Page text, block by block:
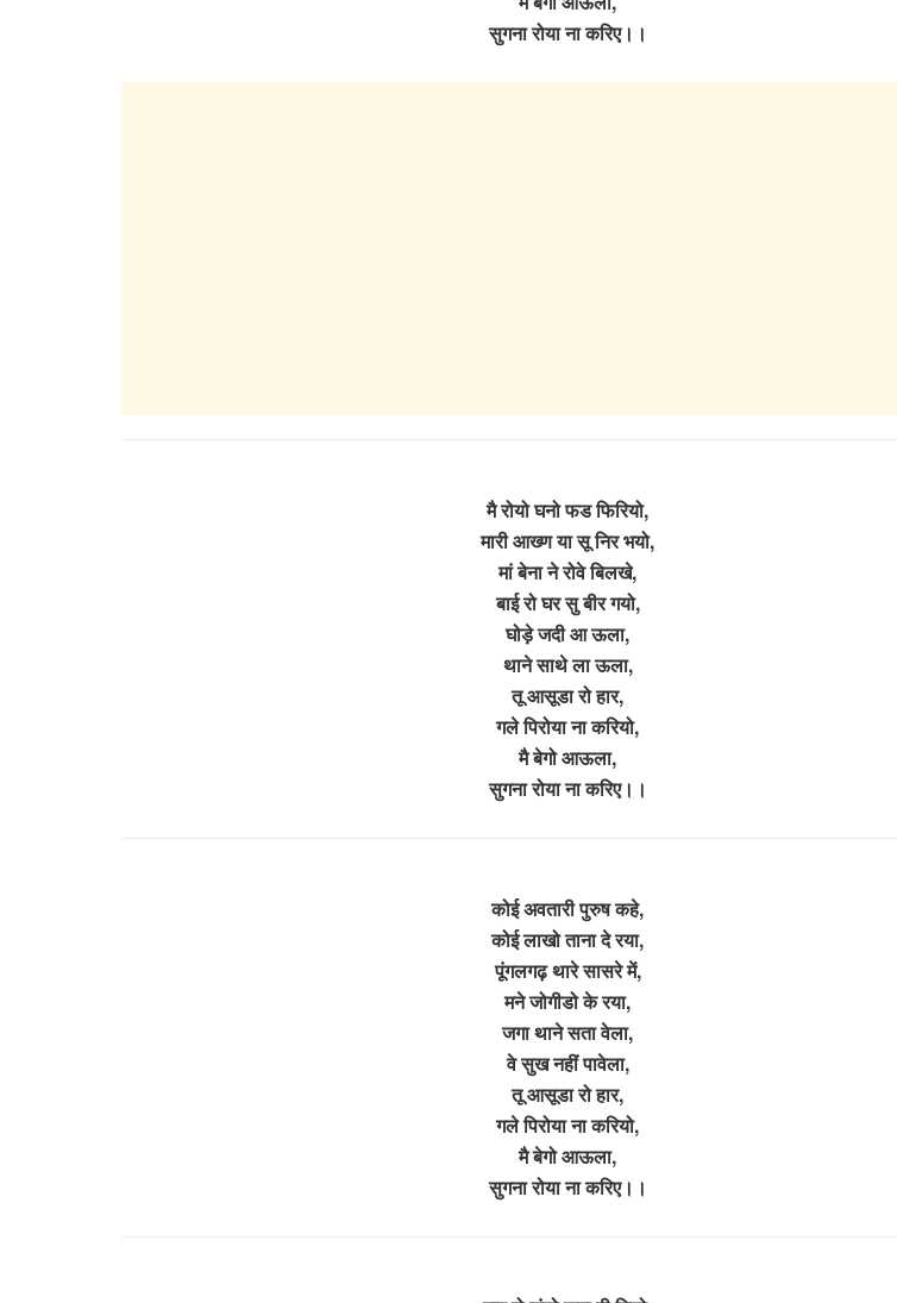
सुगना रोया ना करिए।।
मै रोयो घनो फड फिरियो,
मारी आख्ण या सू निर भयो,
मां बेना ने रोवे बिलखे,
बाई रो घर सु बीर गयो,
घोड़े जदी आ ऊला,
थाने साथे ला ऊला,
तू आसूडा रो हार,
गले पिरोया ना करियो,
मै बेगो आऊला,
सुगना रोया ना करिए।।
कोई अवतारी पुरुष कहे,
कोई लाखो ताना दे रया,
पूंगलगढ़ थारे सासरे में,
मने जोगीडो के रया,
जगा थाने सता वेला,
वे सुख नहीं पावेला,
तू आसूडा रो हार,
गले पिरोया ना करियो,
मै बेगो आऊला,
सुगना रोया ना करिए।।